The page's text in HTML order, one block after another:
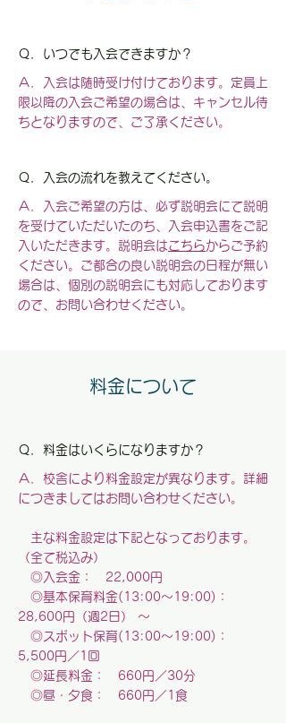
Ｑ．いつでも入会できますか？
Ａ．入会は随時受け付けております。定員上
限以降の入会ご希望の場合は、キャンセル待
ちとなりますので、ご了承ください。
Ｑ．入会の流れを教えてください。
Ａ．入会ご希望の方は、必ず説明会にて説明
を受けていただいたのち、入会申込書をご記
入いただきます。説明会はこちらからご予約
ください。ご都合の良い説明会の日程が無い
場合は、個別の説明会にも対応しております
ので、お問い合わせください。
料金について
Ｑ．料金はいくらになりますか？
Ａ．校舎により料金設定が異なります。 詳細
につきましてはお問い合わせください。
主な料金設定は下記となっております。
（全て税込み）
◎入会金： 22,000円
◎基本保育料金(13:00～19:00)：
28,600円（週2日） ～
◎スポット保育(13:00～19:00) ：
5,500円／1回
◎延長料金： 660円／30分
◎昼・ 夕食： 660円／1食